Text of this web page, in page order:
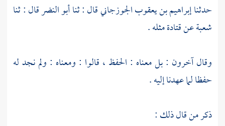
حدثناإبراهيم بن يعقوب الجوزجانيقال : ثناأبو النضرقال : ثنا
شعبةعنقتادةمثله .
وقال آخرون : بل معناه : الحفظ ، قالوا : ومعناه : ولم نجد له
حفظا لما عهدنا إليه .
ذكر من قال ذلك :